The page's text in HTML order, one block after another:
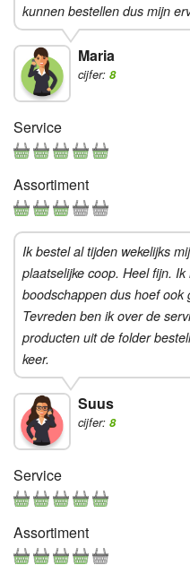
kunnen bestellen dus mijn
Maria
cijfer: 8
Service
Assortiment
Ik bestel al tijden wekelijks
plaatselijke coop. Heel fijn.
boodschappen dus hoef
Tevreden ben ik over de
producten uit de folder
keer.
Suus
cijfer: 8
Service
Assortiment